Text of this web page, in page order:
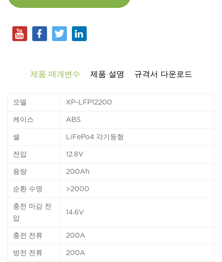
제품 매개변수 제품 설명 규격서 다운로드
모델 XP-LFP12200
케이스 ABS
셀 LiFePo4 각기둥형
전압 12.8V
용량 200Ah
순환 수명 >2000
충전 마감 전
압
14.6V
충전 전류 200A
방전 전류 200A